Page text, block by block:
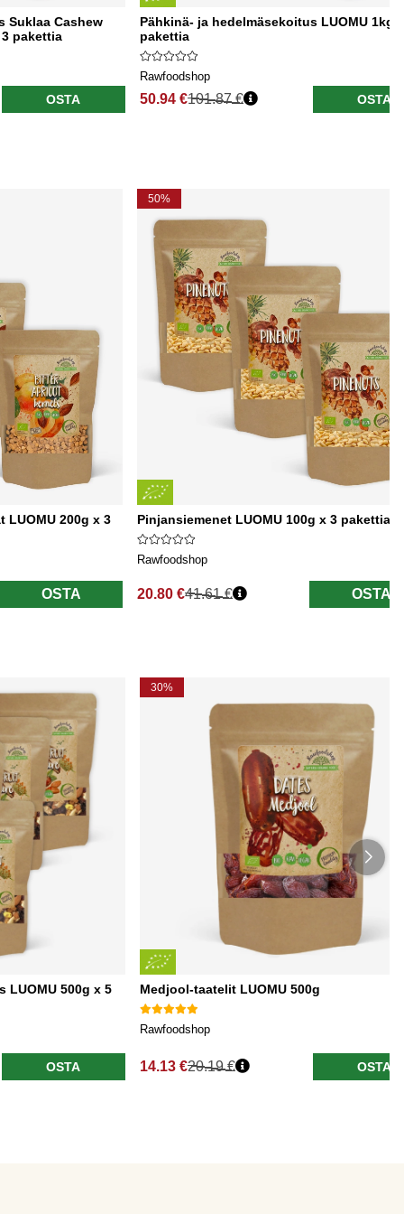
Suklaa Cashew
3 pakettia
OSTA
Pähkinä- ja hedelmäsekoitus LUOMU 1kg
pakettia
Rawfoodshop
50.94 €101.87 € OSTA
LUOMU 200g x 3
OSTA
50%
Pinjansiemenet LUOMU 100g x 3 pakettia
Rawfoodshop
20.80 €
Normaali hinta
41.61 € OSTA
LUOMU 500g x 5
OSTA
30%
Medjool-taatelit LUOMU 500g
Rawfoodshop
14.13 €20.19 € OSTA